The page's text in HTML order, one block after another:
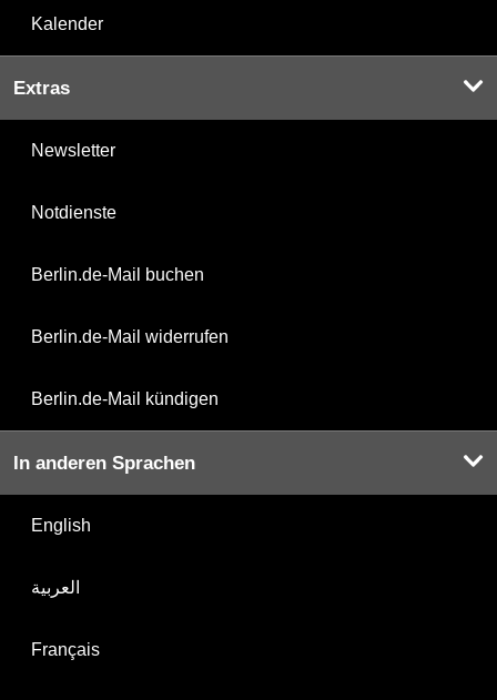
Kalender
Extras
Newsletter
Notdienste
Berlin.de-Mail buchen
Berlin.de-Mail widerrufen
Berlin.de-Mail kündigen
In anderen Sprachen
English
العربية
Français